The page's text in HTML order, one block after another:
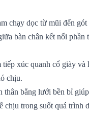
chạy dọc từ mũi đến gót
bàn chân kết nối phần
tiếp xúc quanh cổ giày
chịu.
thân bằng lưới bền bỉ
chịu trong suốt quá trình